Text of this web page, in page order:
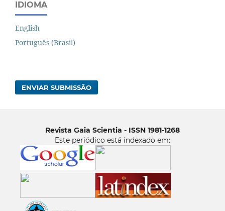
IDIOMA
English
Português (Brasil)
ENVIAR SUBMISSÃO
Revista Gaia Scientia - ISSN 1981-1268
Este periódico está indexado em: